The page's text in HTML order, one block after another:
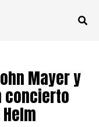
Mayer y
concierto